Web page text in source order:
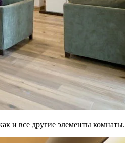
и все другие элементы комнаты.